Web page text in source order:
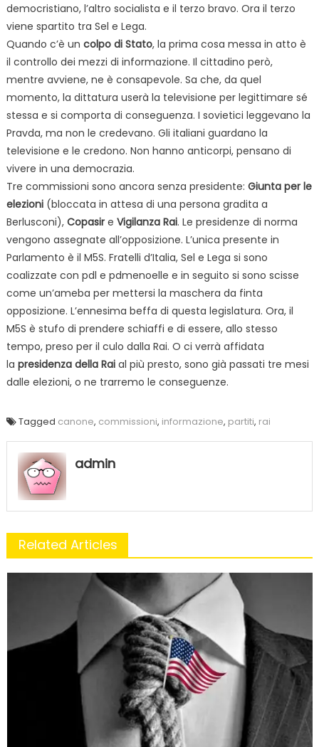
democristiano, l’altro socialista e il terzo bravo. Ora il terzo
viene spartito tra Sel e Lega.
Quando c’è un colpo di Stato, la prima cosa messa in atto è
il controllo dei mezzi di informazione. Il cittadino però,
mentre avviene, ne è consapevole. Sa che, da quel
momento, la dittatura userà la televisione per legittimare sé
stessa e si comporta di conseguenza. I sovietici leggevano la
Pravda, ma non le credevano. Gli italiani guardano la
televisione e le credono. Non hanno anticorpi, pensano di
vivere in una democrazia.
Tre commissioni sono ancora senza presidente: Giunta per le
elezioni(bloccata in attesa di una persona gradita a
Berlusconi), Copasir e Vigilanza Rai. Le presidenze di norma
vengono assegnate all’opposizione. L’unica presente in
Parlamento è il M5S. Fratelli d’Italia, Sel e Lega si sono
coalizzate con pdl e pdmenoelle e in seguito si sono scisse
come un’ameba per mettersi la maschera da finta
opposizione. L’ennesima beffa di questa legislatura. Ora, il
M5S è stufo di prendere schiaffi e di essere, allo stesso
tempo, preso per il culo dalla Rai. O ci verrà affidata
la presidenza della Raial più presto, sono già passati tre mesi
dalle elezioni, o ne trarremo le conseguenze.
Tagged canone, commissioni, informazione, partiti, rai
admin
Related Articles